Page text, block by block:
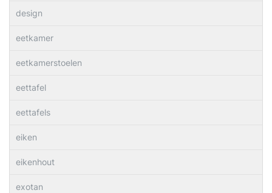
design
eetkamer
eetkamerstoelen
eettafel
eettafels
eiken
eikenhout
exotan